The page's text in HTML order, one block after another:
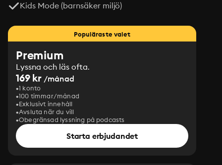
Kids Mode (barnsäker miljö)
Populäraste valet
Premium
Lyssna och läs ofta.
169 kr /månad
1 konto
100 timmar/månad
Exklusivt innehåll
Avsluta när du vill
Obegränsad lyssning på podcasts
Starta erbjudandet